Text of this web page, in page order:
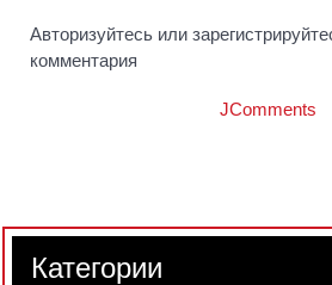
Авторизуйтесь или
комментария
JComments
Категории